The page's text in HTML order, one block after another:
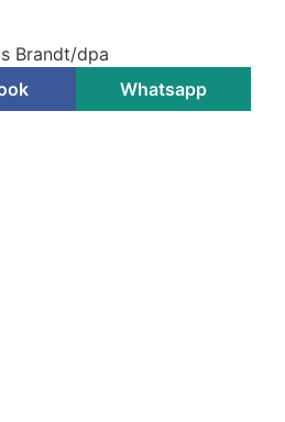
Brandt/dpa
Whatsapp